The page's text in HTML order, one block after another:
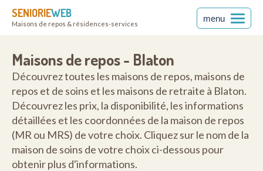
SENIORIEWEB
Maisons de repos & résidences-services
menu
Maisons de repos - Blaton
Découvrez toutes les maisons de repos, maisons de
repos et de soins et les maisons de retraite à Blaton.
Découvrez les prix, la disponibilité, les informations
détaillées et les coordonnées de la maison de repos
(MR ou MRS) de votre choix. Cliquez sur le nom de la
maison de soins de votre choix ci-dessous pour
obtenir plus d'informations.